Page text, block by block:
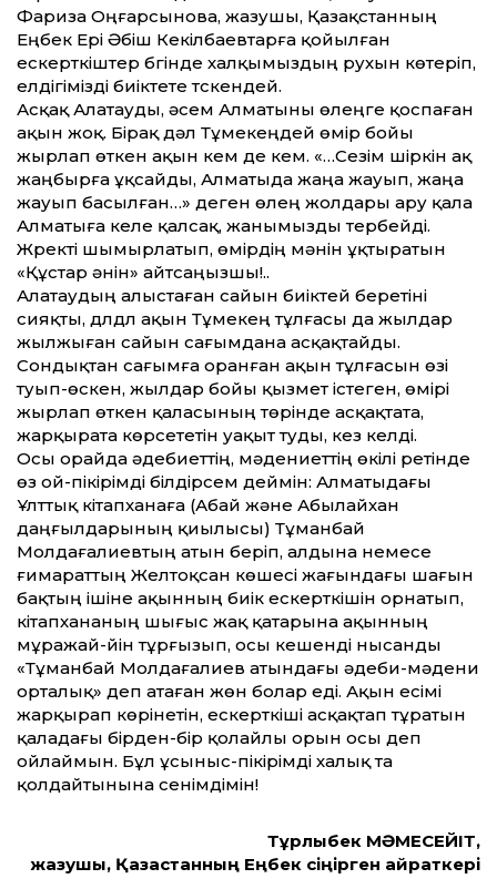
Фариза Оңғарсынова, жазушы, Қазақстанның
Еңбек Ері Әбіш Кекілбаевтарға қойылған
ескерткіштер бүгінде халқымыздың рухын көтеріп,
елдігімізді биіктете түскендей.
Асқақ Алатауды, әсем Алматыны өлеңге қоспаған
ақын жоқ. Бірақ дәл Тұмекеңдей өмір бойы
жырлап өткен ақын кем де кем. «…Сезім шіркін ақ
жаңбырға ұқсайды, Алматыда жаңа жауып, жаңа
жауып басылған…» деген өлең жолдары ару қала
Алматыға келе қалсақ, жанымызды тербейді.
Жүректі шымырлатып, өмірдің мәнін ұқтыратын
«Құстар әнін» айтсаңызшы!..
Алатаудың алыстаған сайын биіктей беретіні
сияқты, дүлдүл ақын Тұмекең тұлғасы да жылдар
жылжыған сайын сағымдана асқақтайды.
Сондықтан сағымға оранған ақын тұлғасын өзі
туып-өскен, жылдар бойы қызмет істеген, өмірі
жырлап өткен қаласының төрінде асқақтата,
жарқырата көрсететін уақыт туды, кез келді.
Осы орайда әдебиеттің, мәдениеттің өкілі ретінде
өз ой-пікірімді білдірсем деймін: Алматыдағы
Ұлттық кітапханаға (Абай және Абылайхан
даңғылдарының қиылысы) Тұманбай
Молдағалиевтың атын беріп, алдына немесе
ғимараттың Желтоқсан көшесі жағындағы шағын
бақтың ішіне ақынның биік ескерткішін орнатып,
кітапхананың шығыс жақ қатарына ақынның
мұражай-үйін тұрғызып, осы кешенді нысанды
«Тұманбай Молдағалиев атындағы әдеби-мәдени
орталық» деп атаған жөн болар еді. Ақын есімі
жарқырап көрінетін, ескерткіші асқақтап тұратын
қаладағы бірден-бір қолайлы орын осы деп
ойлаймын. Бұл ұсыныс-пікірімді халық та
қолдайтынына сенімдімін!
Тұрлыбек МӘМЕСЕЙІТ,
жазушы, Қазақстанның Еңбек сіңірген қайраткері